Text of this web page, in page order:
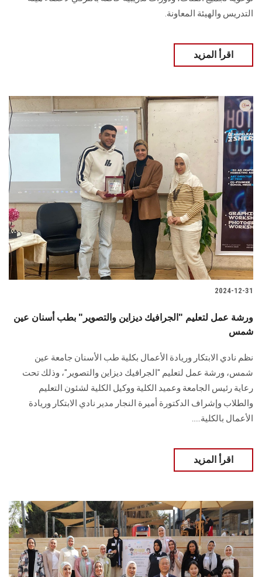
التدريس والهيئة المعاونة.
اقرأ المزيد
2024-12-31
ورشة عمل لتعليم "الجرافيك ديزاين والتصوير" بطب أسنان عين
شمس
نظم نادي الابتكار وريادة الأعمال بكلية طب الأسنان جامعة عين
شمس، ورشة عمل لتعليم ‏‏"الجرافيك ديزاين والتصوير"، وذلك تحت
رعاية ‏رئيس الجامعة وعميد الكلية و‏وكيل الكلية لشئون التعليم
والطلاب وإشراف الدكتورة أميرة النجار مدير نادي الابتكار وريادة
‏الأعمال بالكلية‎.‎....
اقرأ المزيد